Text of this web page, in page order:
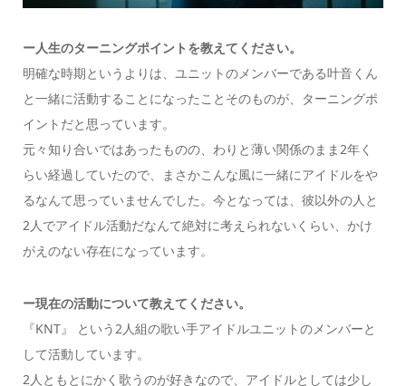
ー人生のターニングポイントを教えてください。
明確な時期というよりは、ユニットのメンバーである叶音くん
と一緒に活動することになったことそのものが、ターニングポ
イントだと思っています。
元々知り合いではあったものの、わりと薄い関係のまま2年く
らい経過していたので、まさかこんな風に一緒にアイドルをや
るなんて思っていませんでした。今となっては、彼以外の人と
2人でアイドル活動だなんて絶対に考えられないくらい、かけ
がえのない存在になっています。
ー現在の活動について教えてください。
『KNT』 という2人組の歌い手アイドルユニットのメンバーと
して活動しています。
2人ともとにかく歌うのが好きなので、アイドルとしては少し